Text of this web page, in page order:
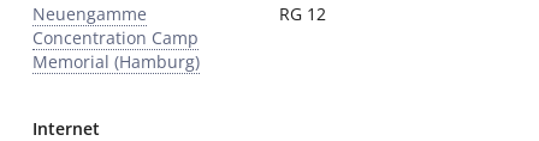
Neuengamme
Concentration Camp
Memorial (Hamburg)
RG 12
Internet